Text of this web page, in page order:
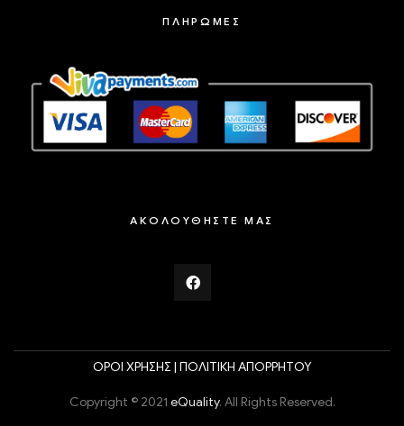
ΠΛΗΡΩΜΕΣ
ΑΚΟΛΟΥΘΗΣΤΕ ΜΑΣ
ΟΡΟΙ ΧΡΗΣΗΣ | ΠΟΛΙΤΙΚΗ ΑΠΟΡΡΗΤΟΥ
Copyright © 2021 eQuality. All Rights Reserved.